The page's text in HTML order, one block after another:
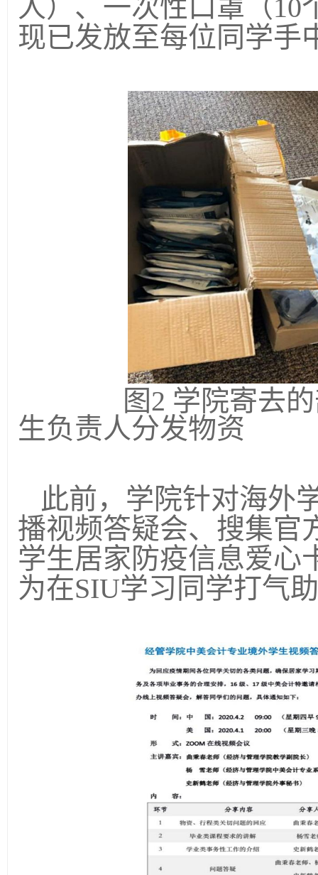
人）、一次性口罩（10
现已发放至每位同学手
图2 学院寄去
生负责人分发物资
此前，学院针对海外
播视频答疑会、搜集官
学生居家防疫信息爱心
为在SIU学习同学打气